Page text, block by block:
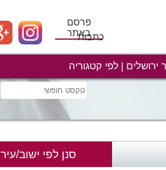
פרסם
באתרכתבות
ירושלים לפי קטגוריה
סנן לפי ישוב/עיר